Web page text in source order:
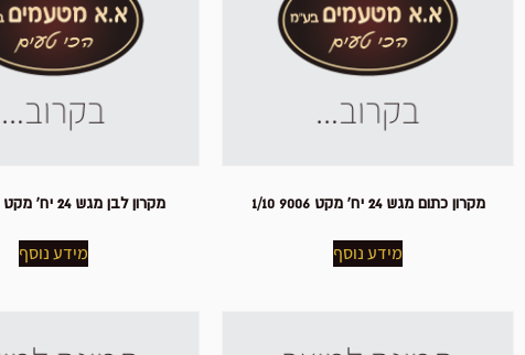
מקרון כתום מגש 24 יח' מקט 9006 1/10
מידע נוסף
מקרון לבן מגש 24 יח' מקט 9001 1/10
מידע נוסף